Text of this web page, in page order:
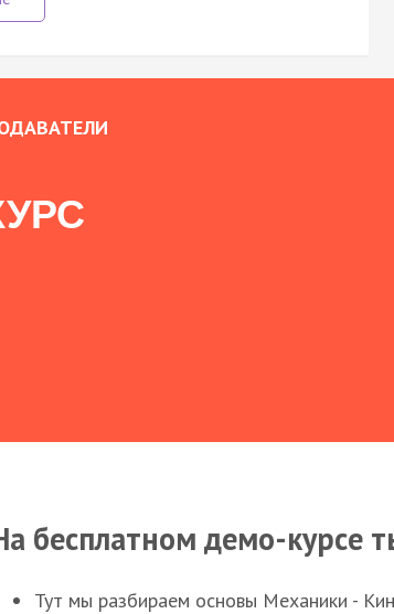
бесплатном демо-курсе
Тут мы разбираем основы Механики -